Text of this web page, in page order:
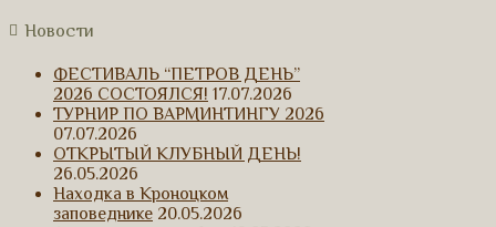
Новости
ФЕСТИВАЛЬ “ПЕТРОВ ДЕНЬ”
2026 СОСТОЯЛСЯ! 17.07.2026
ТУРНИР ПО ВАРМИНТИНГУ 2026
07.07.2026
ОТКРЫТЫЙ КЛУБНЫЙ ДЕНЬ!
26.05.2026
Находка в Кроноцком
заповеднике 20.05.2026